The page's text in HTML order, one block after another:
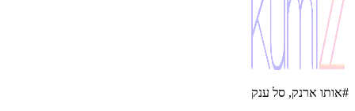
#אותו ארנק, סל ענק